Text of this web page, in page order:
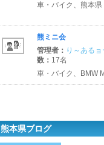
車・バイク、熊本県
熊ミニ会
管理者： り～ある
数： 17名
車・バイク、BMW
熊本県ブログ